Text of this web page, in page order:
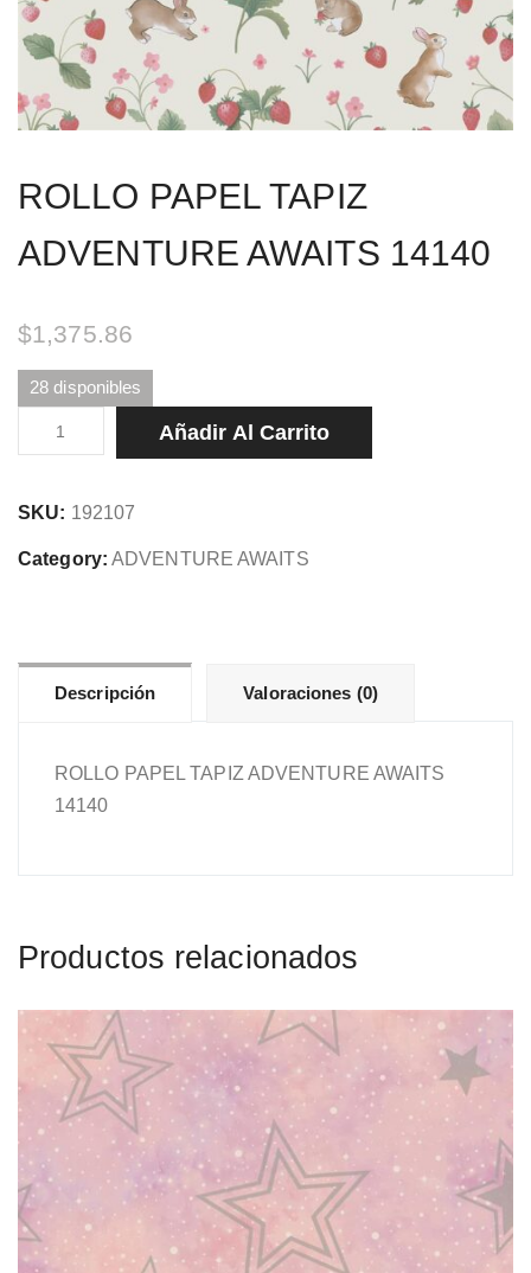
ROLLO PAPEL TAPIZ
ADVENTURE AWAITS 14140
$1,375.86
28 disponibles
ROLLO
PAPEL
ADVENTURE
AWAITS
Añadir Al Carrito
SKU: 192107
Category: ADVENTURE AWAITS
Descripción Valoraciones (0)
ROLLO PAPEL TAPIZ ADVENTURE AWAITS
14140
Productos relacionados